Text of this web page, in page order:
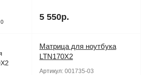
0 5 550р.
Матрица для ноутбука
LTN170X2
Артикул: 001735-03